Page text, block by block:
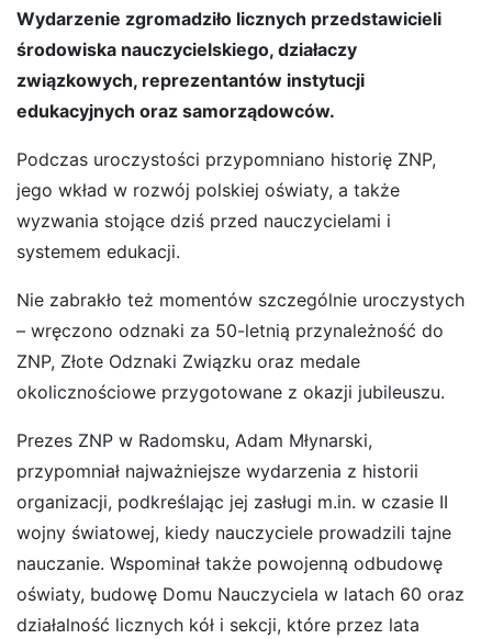
Wydarzenie zgromadziło licznych przedstawicieli
środowiska nauczycielskiego, działaczy
związkowych, reprezentantów instytucji
edukacyjnych oraz samorządowców.
Podczas uroczystości przypomniano historię ZNP,
jego wkład w rozwój polskiej oświaty, a także
wyzwania stojące dziś przed nauczycielami i
systemem edukacji.
Nie zabrakło też momentów szczególnie uroczystych
– wręczono odznaki za 50-letnią przynależność do
ZNP, Złote Odznaki Związku oraz medale
okolicznościowe przygotowane z okazji jubileuszu.
Prezes ZNP w Radomsku, Adam Młynarski,
przypomniał najważniejsze wydarzenia z historii
organizacji, podkreślając jej zasługi m.in. w czasie II
wojny światowej, kiedy nauczyciele prowadzili tajne
nauczanie. Wspominał także powojenną odbudowę
oświaty, budowę Domu Nauczyciela w latach 60 oraz
działalność licznych kół i sekcji, które przez lata